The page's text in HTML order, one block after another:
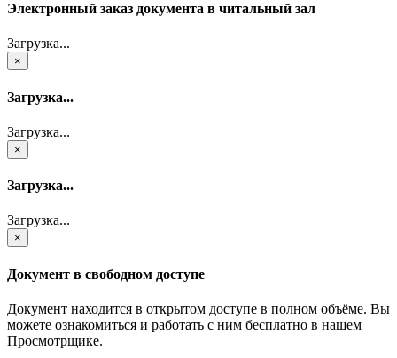
Электронный заказ документа в читальный зал
Загрузка...
×
Загрузка...
Загрузка...
×
Загрузка...
Загрузка...
×
Документ в свободном доступе
Документ находится в открытом доступе в полном объёме. Вы
можете ознакомиться и работать с ним бесплатно в нашем
Просмотрщике.